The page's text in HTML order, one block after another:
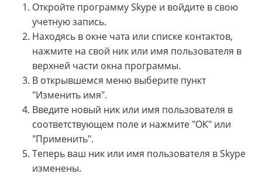
Откройте программу Skype и войдите в свою
учетную запись.
Находясь в окне чата или списке контактов,
нажмите на свой ник или имя пользователя в
верхней части окна программы.
В открывшемся меню выберите пункт
"Изменить имя".
Введите новый ник или имя пользователя в
соответствующем поле и нажмите "ОК" или
"Применить".
Теперь ваш ник или имя пользователя в Skype
изменены.